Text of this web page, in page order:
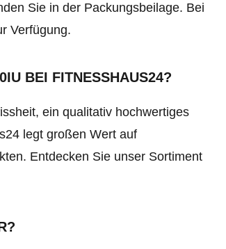
Sie in der Packungsbeilage. Bei
Verfügung.
BEI FITNESSHAUS24?
ein qualitativ hochwertiges
legt großen Wert auf
Entdecken Sie unser Sortiment